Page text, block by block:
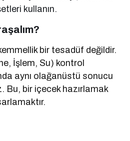
kullanın.
bir tesadüf değildir.
İşlem, Su) kontrol
aynı olağanüstü sonucu
Bu, bir içecek hazırlamak